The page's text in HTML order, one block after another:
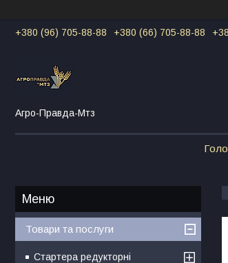
+380 (96) 705-88-88 +380 (66) 705-88-88
Агро-Правда-Мтз
Товари та послуги
Стартера редукторні